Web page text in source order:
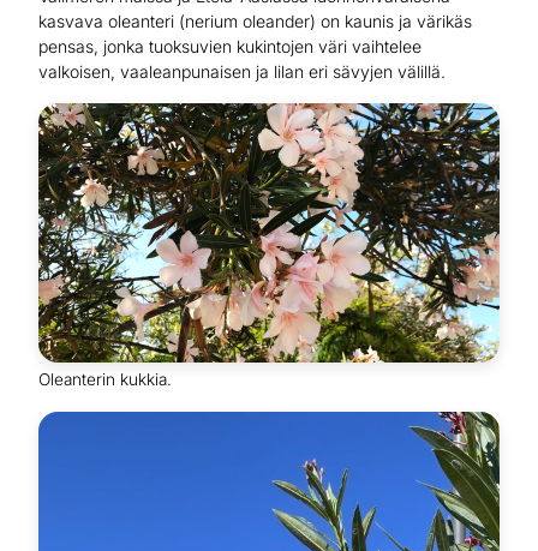
kasvava oleanteri (nerium oleander) on kaunis ja värikäs
pensas, jonka tuoksuvien kukintojen väri vaihtelee
valkoisen, vaaleanpunaisen ja lilan eri sävyjen välillä.
Oleanterin kukkia.